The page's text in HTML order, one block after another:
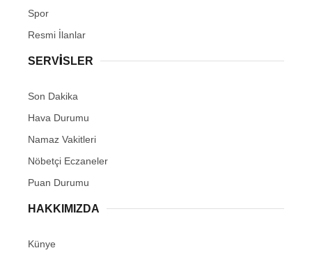
Spor
Resmi İlanlar
SERVİSLER
Son Dakika
Hava Durumu
Namaz Vakitleri
Nöbetçi Eczaneler
Puan Durumu
HAKKIMIZDA
Künye